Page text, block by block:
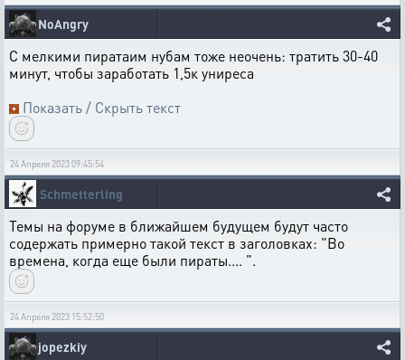
NoAngry
С мелкими пиратаим нубам тоже неочень: тратить 30-40
минут, чтобы заработать 1,5к униреса
Показать / Скрыть текст
24 Апреля 2023 09:45:54
Schmetterling
Темы на форуме в ближайшем будущем будут часто
содержать примерно такой текст в заголовках: "Во
времена, когда еще были пираты.... ".
24 Апреля 2023 15:52:50
jopezkiy